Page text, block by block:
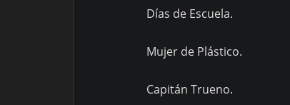
Días de Escuela.
Mujer de Plástico.
Capitán Trueno.